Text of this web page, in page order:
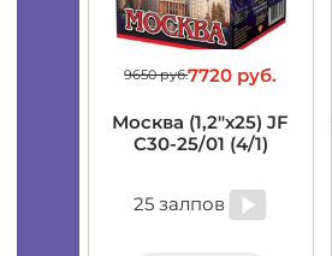
9650 руб.7720 руб.
Москва (1,2"х25) JF
C30-25/01 (4/1)
25 залпов